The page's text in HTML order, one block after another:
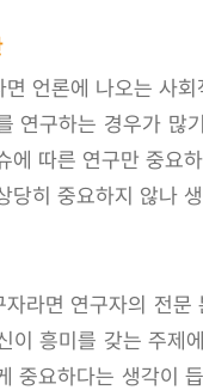
면 언론에 나오는 사
연구하는 경우가 많
에 따른 연구만 중요
당히 중요하지 않나
자라면 연구자의 전
이 흥미를 갖는 주제
중요하다는 생각이